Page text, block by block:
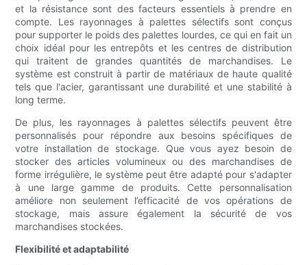
et la résistance sont des facteurs essentiels à prendre en
compte. Les rayonnages à palettes sélectifs sont conçus
pour supporter le poids des palettes lourdes, ce qui en fait un
choix idéal pour les entrepôts et les centres de distribution
qui traitent de grandes quantités de marchandises. Le
système est construit à partir de matériaux de haute qualité
tels que l'acier, garantissant une durabilité et une stabilité à
long terme.
De plus, les rayonnages à palettes sélectifs peuvent être
personnalisés pour répondre aux besoins spécifiques de
votre installation de stockage. Que vous ayez besoin de
stocker des articles volumineux ou des marchandises de
forme irrégulière, le système peut être adapté pour s'adapter
à une large gamme de produits. Cette personnalisation
améliore non seulement l’efficacité de vos opérations de
stockage, mais assure également la sécurité de vos
marchandises stockées.
Flexibilité et adaptabilité